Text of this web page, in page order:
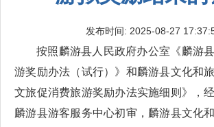
发布时间: 2025-08-27
按照麟游县人民政府办公室《麟游
游奖励办法（试行）》和麟游县文化和
文旅促消费旅游奖励办法实施细则》，
麟游县游客服务中心初审，麟游县文化